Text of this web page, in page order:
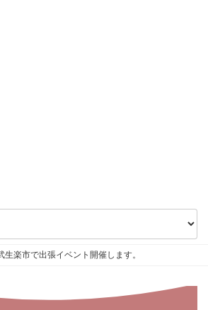
生楽市で出張イベント開催します。